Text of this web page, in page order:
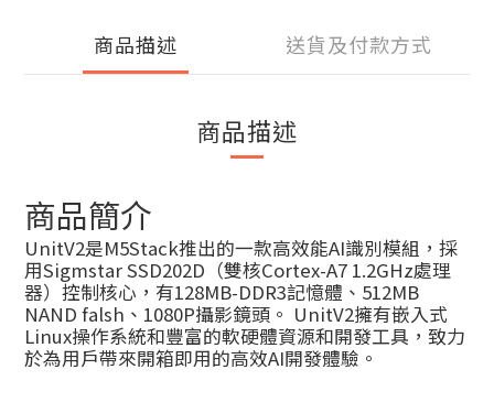
商品描述 送貨及付款方式
商品描述
商品簡介
UnitV2是M5Stack推出的一款高效能AI識別模組，採
用Sigmstar SSD202D（雙核Cortex-A7 1.2GHz處理
器）控制核心，有128MB-DDR3記憶體、512MB
NAND falsh、1080P攝影鏡頭。 UnitV2擁有嵌入式
Linux操作系統和豐富的軟硬體資源和開發工具，致力
於為用戶帶來開箱即用的高效AI開發體驗。